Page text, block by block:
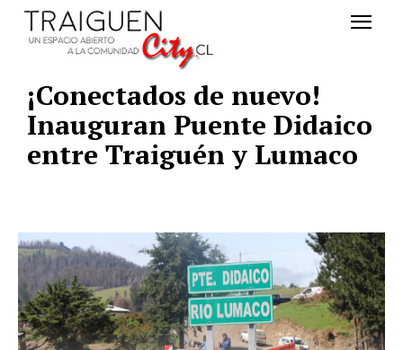
¡Conectados de nuevo!
Inauguran Puente Didaico
entre Traiguén y Lumaco